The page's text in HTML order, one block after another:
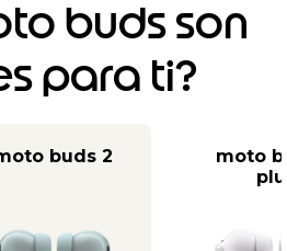
buds son
para ti?
buds 2
moto